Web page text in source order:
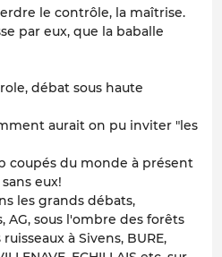
le contrôle, la maîtrise.
par eux, que la baballe
débat sous haute
aurait on pu inviter "les
coupés du monde à présent
eux!
les grands débats,
AG, sous l'ombre des forêts
à Sivens, BURE,